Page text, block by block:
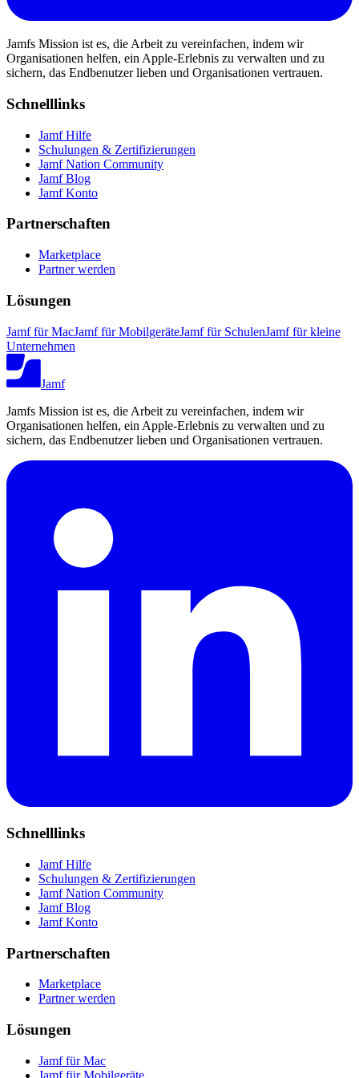
Jamfs Mission ist es, die Arbeit zu vereinfachen, indem wir
Organisationen helfen, ein Apple-Erlebnis zu verwalten und zu
sichern, das Endbenutzer lieben und Organisationen vertrauen.
Schnelllinks
Jamf Hilfe
Schulungen & Zertifizierungen
Jamf Nation Community
Jamf Blog
Jamf Konto
Partnerschaften
Marketplace
Partner werden
Lösungen
Jamf für MacJamf für MobilgeräteJamf für SchulenJamf für kleine
Unternehmen
Jamf
Jamfs Mission ist es, die Arbeit zu vereinfachen, indem wir
Organisationen helfen, ein Apple-Erlebnis zu verwalten und zu
sichern, das Endbenutzer lieben und Organisationen vertrauen.
Schnelllinks
Jamf Hilfe
Schulungen & Zertifizierungen
Jamf Nation Community
Jamf Blog
Jamf Konto
Partnerschaften
Marketplace
Partner werden
Lösungen
Jamf für Mac
Jamf für Mobilgeräte